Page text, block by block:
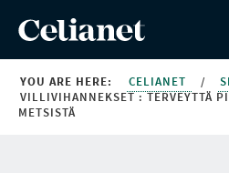
YOU ARE HERE: CELIANET /
VILLIVIHANNEKSET : TERVEYTTÄ
METSISTÄ